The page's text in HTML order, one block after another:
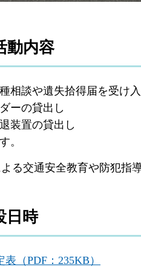
動内容
相談や遺失拾得届を受け
ーの貸出し
装置の貸出し
。
る交通安全教育や防犯指
日時
（PDF：235KB）